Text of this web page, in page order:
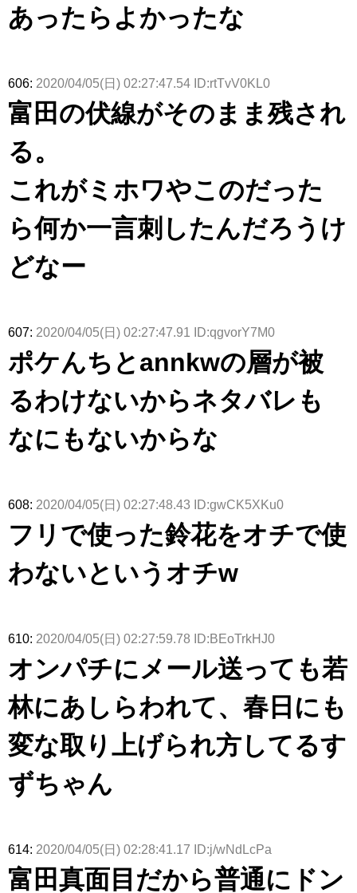
あったらよかったな
606: 2020/04/05(日) 02:27:47.54 ID:rtTvV0KL0
富田の伏線がそのまま残され
る。
これがミホワやこのだった
ら何か一言刺したんだろうけ
どなー
607: 2020/04/05(日) 02:27:47.91 ID:qgvorY7M0
ポケんちとannkwの層が被
るわけないからネタバレも
なにもないからな
608: 2020/04/05(日) 02:27:48.43 ID:gwCK5XKu0
フリで使った鈴花をオチで使
わないというオチw
610: 2020/04/05(日) 02:27:59.78 ID:BEoTrkHJ0
オンパチにメール送っても若
林にあしらわれて、春日にも
変な取り上げられ方してるす
ずちゃん
614: 2020/04/05(日) 02:28:41.17 ID:j/wNdLcPa
富田真面目だから普通にドン